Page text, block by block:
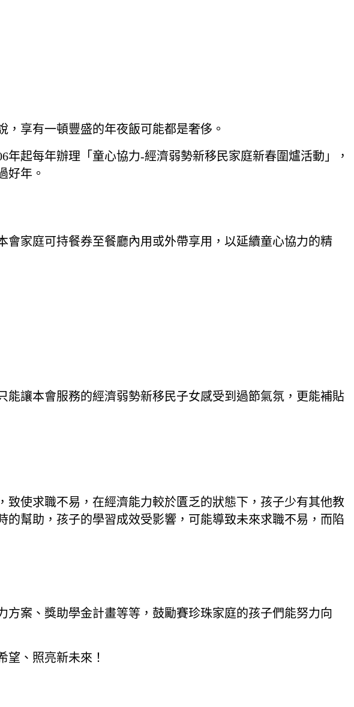
享有一頓豐盛的年夜飯可能都是奢侈。
起每年辦理「童心協力-經濟弱勢新移民家庭新春圍爐活動」，
好年。
會家庭可持餐券至餐廳內用或外帶享用，以延續童心協力的精
讓本會服務的經濟弱勢新移民子女感受到過節氣氛，更能補貼
使求職不易，在經濟能力較於匱乏的狀態下，孩子少有其他教
幫助，孩子的學習成效受影響，可能導致未來求職不易，而陷
案、獎助學金計畫等等，鼓勵賽珍珠家庭的孩子們能努力向
望、照亮新未來！